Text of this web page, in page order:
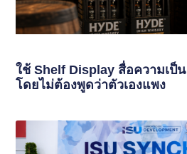
ใช้ Shelf Display สื่อความเป็
โดยไม่ต้องพูดว่าตัวเองแพง